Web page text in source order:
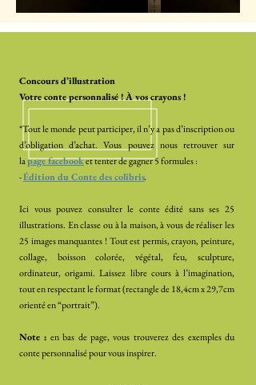
Concours d’illustration
Votre conte personnalisé !À vos crayons !
*Tout le monde peut participer, il n’y a pas d’inscription ou
d’obligation d’achat. Vous pouvez nous retrouver sur
lapage facebooket tenter de gagner 5 formules :
-Édition du Conte des colibris.
Ici vous pouvez consulter le conte édité sans ses 25
illustrations. En classe ou à la maison, à vous de réaliser les
25 images manquantes ! Tout est permis, crayon, peinture,
collage, boisson colorée, végétal, feu, sculpture,
ordinateur, origami. Laissez libre cours à l’imagination,
tout en respectant le format (rectangle de 18,4cm x 29,7cm
orienté en “portrait”).
Note : en bas de page, vous trouverez des exemples du
conte personnalisé pour vous inspirer.